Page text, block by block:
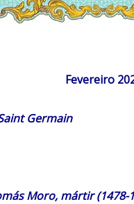
Fevereiro
Germain
Moro, mártir (1478-